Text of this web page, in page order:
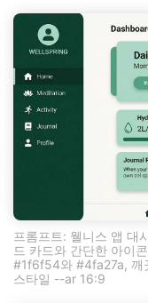
프롬프트: 웰니스 앱 대
드 카드와 간단한 아이
#1f6f54와 #4fa27a, 깨
스타일 --ar 16:9